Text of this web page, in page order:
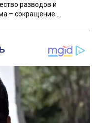
разводов и
– сокращение ...